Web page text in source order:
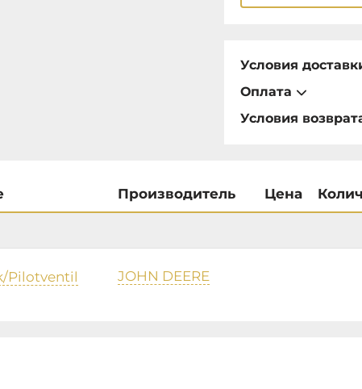
Условия
Оплата
Условия
Производитель Цена
Pilotventil JOHN DEERE